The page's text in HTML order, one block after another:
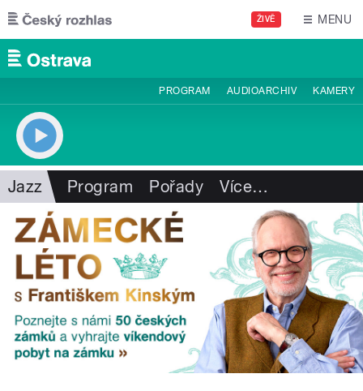
Přejít k hlavnímu obsahu
ŽIVĚ MENU
PROGRAM AUDIOARCHIV KAMERY
Jazz Program Pořady Více…